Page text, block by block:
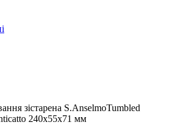
зістарена S.AnselmoTumbled
240х55х71 мм